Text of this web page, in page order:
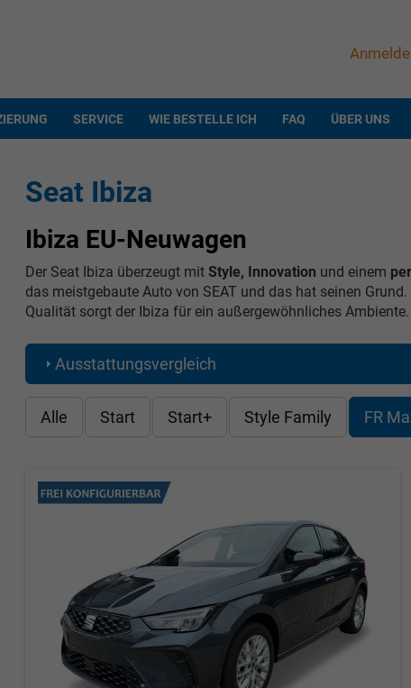
SERVICE WIE BESTELLE ICH FAQ ÜBER UNS
Seat Ibiza
Ibiza EU-Neuwagen
Der Seat Ibiza überzeugt mit Style, Innovation und einem
das meistgebaute Auto von SEAT und das hat seinen
Qualität sorgt der Ibiza für ein außergewöhnliches Ambiente.
Ausstattungsvergleich
Alle Start Start+ Style Family FR